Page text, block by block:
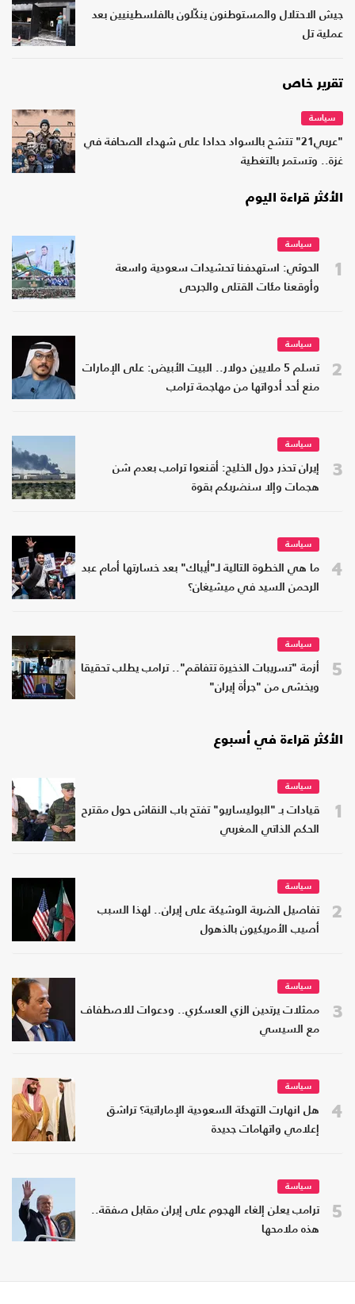
جيش الاحتلال والمستوطنون ينكّلون بالفلسطينيين بعد
عملية تل
تقرير خاص
سياسة
"عربي21" تتشح بالسواد حدادا على شهداء الصحافة في
غزة.. وتستمر بالتغطية
الأكثر قراءة اليوم
1
سياسة
الحوثي: استهدفنا تحشيدات سعودية واسعة
وأوقعنا مئات القتلى والجرحى
2
سياسة
تسلم 5 ملايين دولار.. البيت الأبيض: على الإمارات
منع أحد أدواتها من مهاجمة ترامب
3
سياسة
إيران تحذر دول الخليج: أقنعوا ترامب بعدم شن
هجمات وإلا سنضربكم بقوة
4
سياسة
ما هي الخطوة التالية لـ"أيباك" بعد خسارتها أمام عبد
الرحمن السيد في ميشيغان؟
5
سياسة
أزمة "تسريبات الذخيرة تتفاقم".. ترامب يطلب تحقيقا
ويخشى من "جرأة إيران"
الأكثر قراءة في أسبوع
1
سياسة
قيادات بـ "البوليساريو" تفتح باب النقاش حول مقترح
الحكم الذاتي المغربي
2
سياسة
تفاصيل الضربة الوشيكة على إيران.. لهذا السبب
أصيب الأمريكيون بالذهول
3
سياسة
ممثلات يرتدين الزي العسكري.. ودعوات للاصطفاف
مع السيسي
4
سياسة
هل انهارت التهدئة السعودية الإماراتية؟ تراشق
إعلامي واتهامات جديدة
5
سياسة
ترامب يعلن إلغاء الهجوم على إيران مقابل صفقة..
هذه ملامحها